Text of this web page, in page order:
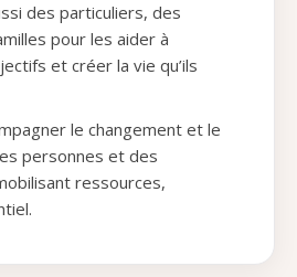
des particuliers, des
pour les aider à
et créer la vie qu’ils
le changement et le
personnes et des
ressources,